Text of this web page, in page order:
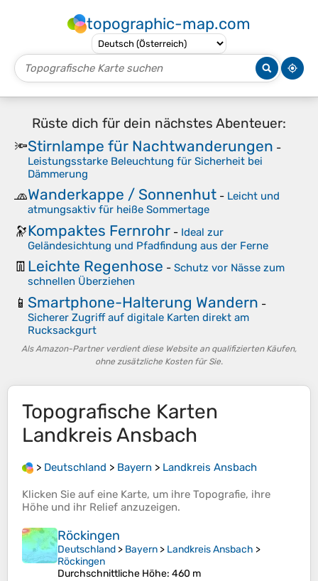
topographic-map.com
Rüste dich für dein nächstes Abenteuer:
🔦Stirnlampe für Nachtwanderungen -
Leistungsstarke Beleuchtung für Sicherheit bei
Dämmerung
🧢Wanderkappe / Sonnenhut - Leicht und
atmungsaktiv für heiße Sommertage
🔭Kompaktes Fernrohr - Ideal zur
Geländesichtung und Pfadfindung aus der Ferne
👖 Leichte Regenhose - Schutz vor Nässe zum
schnellen Überziehen
📱 Smartphone-Halterung Wandern -
Sicherer Zugriff auf digitale Karten direkt am
Rucksackgurt
Als Amazon-Partner verdient diese Website an qualifizierten Käufen,
ohne zusätzliche Kosten für Sie.
Topografische Karten
Landkreis Ansbach
> Deutschland > Bayern > Landkreis Ansbach
Klicken Sie auf eine Karte, um ihre Topografie, ihre
Höhe und ihr Relief anzuzeigen.
Röckingen
Deutschland > Bayern > Landkreis Ansbach >
Röckingen
Durchschnittliche Höhe: 460 m